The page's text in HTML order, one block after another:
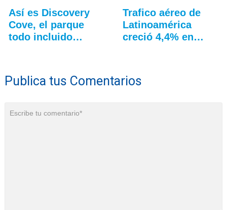
Así es Discovery
Cove, el parque
todo incluido
Trafico aéreo de
Latinoamérica
creció 4,4% en
Publica tus Comentarios